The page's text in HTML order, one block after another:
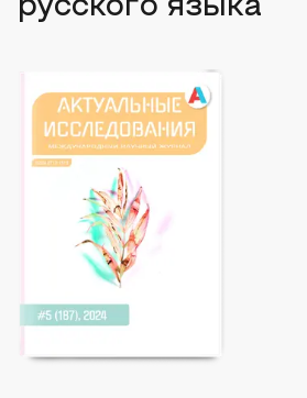
русского языка